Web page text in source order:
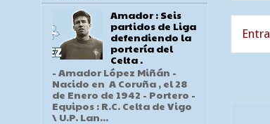
Amador : Seis
partidos de Liga
defendiendo la
portería del
Celta .
- Amador López Miñán -
Nacido en A Coruña , el 28
de Enero de 1942 - Portero -
Equipos : R.C. Celta de Vigo
\ U.P. Lan...